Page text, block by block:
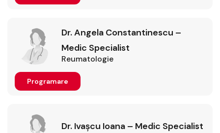
Dr. Angela Constantinescu –
Medic Specialist
Reumatologie
Programare
Dr. Ivașcu Ioana – Medic Specialist